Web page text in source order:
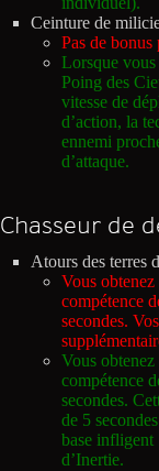
Ceinture de
Pas de bonus
Lorsque vous
Poing des
vitesse de
d’action, la
ennemi
d’attaque.
Chasseur de
Atours des terres
Vous obtenez
compétence
secondes.
Vous obtenez
compétence
secondes.
de 5
base infligent
d’Inertie.